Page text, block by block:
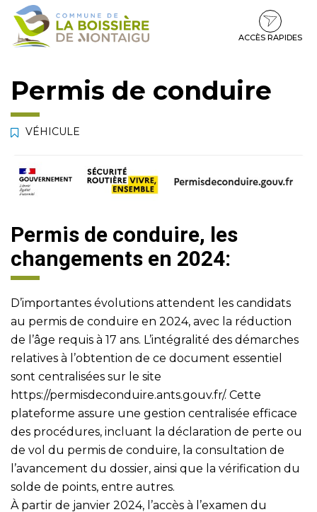
Gestion des traceurs
Aller
Aller
contenu
Aller
pied
ACCÈS RAPIDES
Permis de conduire
VÉHICULE
Permis de conduire, les
changements en 2024:
D’importantes évolutions attendent les candidats
au permis de conduire en 2024, avec la réduction
de l’âge requis à 17 ans. L’intégralité des démarches
relatives à l’obtention de ce document essentiel
sont centralisées sur le site
https://permisdeconduire.ants.gouv.fr/. Cette
plateforme assure une gestion centralisée efficace
des procédures, incluant la déclaration de perte ou
de vol du permis de conduire, la consultation de
l’avancement du dossier, ainsi que la vérification du
solde de points, entre autres.
À partir de janvier 2024, l’accès à l’examen du